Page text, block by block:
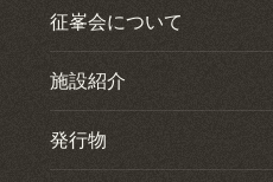
征峯会について
施設紹介
発行物